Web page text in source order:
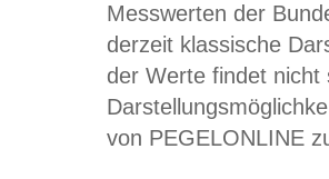
Messwerten der
derzeit klassische
der Werte findet
von PEGELONLINE